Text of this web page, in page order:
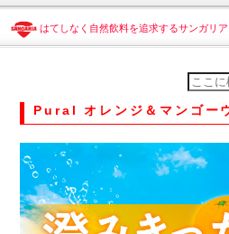
はてしなく自然飲料を追求するサンガリア
Pural オレンジ＆マンゴー